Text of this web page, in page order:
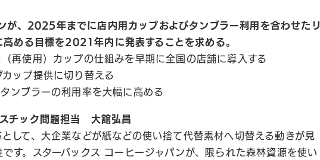
が、2025年までに店内用カップおよびタンブラー利用を合わせたリ
める目標を2021年内に発表することを求める。
再使用）カップの仕組みを早期に全国の店舗に導入する
ップ提供に切り替える
ンブラーの利用率を大幅に高める
チック問題担当 大舘弘昌
として、大企業などが紙などの使い捨て代替素材へ切替える動きが見
す。スターバックス コーヒージャパンが、限られた森林資源を使い